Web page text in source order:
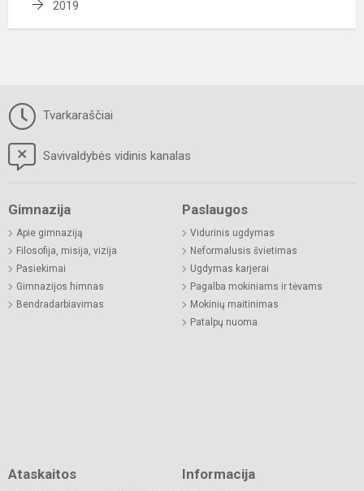
2019
Tvarkaraščiai
Savivaldybės vidinis kanalas
Gimnazija
Apie gimnaziją
Filosofija, misija, vizija
Pasiekimai
Gimnazijos himnas
Bendradarbiavimas
Paslaugos
Vidurinis ugdymas
Neformalusis švietimas
Ugdymas karjerai
Pagalba mokiniams ir tėvams
Mokinių maitinimas
Patalpų nuoma
Ataskaitos Informacija